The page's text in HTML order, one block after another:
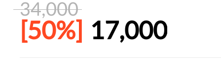
34,000
[50%] 17,000